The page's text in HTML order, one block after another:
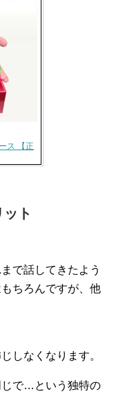
ス 【正
ト
で話してきたよう
ちろんですが、他
しなくなります。
じで…という独特の